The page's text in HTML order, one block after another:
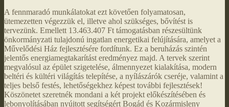
A fennmaradó munkálatokat ezt követően folyamatosan,
ütemezetten végezzük el, illetve ahol szükséges, bővítést is
tervezünk. Emellett 13.463.407 Ft támogatásban részesültünk
önkormányzati tulajdonú ingatlan energetikai felújítására, amelyet a
Művelődési Ház fejlesztésére fordítunk. Ez a beruházás szintén
jelentős energiamegtakarítást eredményez majd. A tervek szerint
megvalósul az épület szigetelése, álmennyezet kialakítása, modern
beltéri és kültéri világítás telepítése, a nyílászárók cseréje, valamint a
teljes belső festés, lehetőségekhez képest további fejlesztések!
Köszönetet szeretnék mondani a két projekt előkészítésében és
lebonyolításában nyújtott segítségért Bogád és Kozármisleny